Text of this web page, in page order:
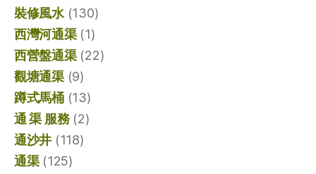
裝修風水(130)
西灣河通渠(1)
西營盤通渠(22)
觀塘通渠(9)
蹲式馬桶(13)
通 渠 服務(2)
通沙井 (118)
通渠(125)